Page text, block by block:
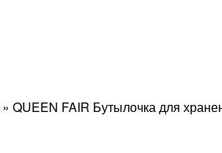
» QUEEN FAIR Бутылочка для